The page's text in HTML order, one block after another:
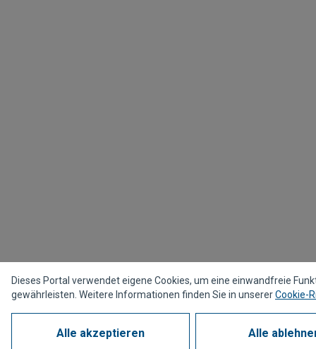
Dieses Portal verwendet eigene Cookies, um eine einwandfreie
gewährleisten. Weitere Informationen finden Sie in unsererCookie-
Alle akzeptieren Alle